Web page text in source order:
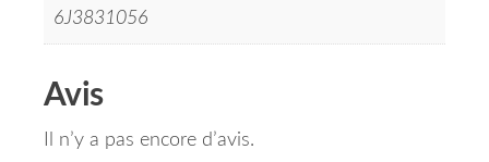
6J3831056
Avis
Il n’y a pas encore d’avis.